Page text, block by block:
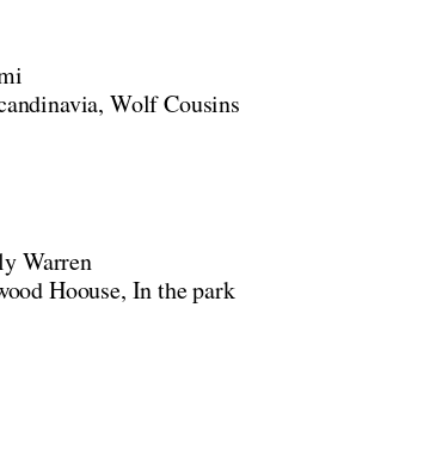
Wolf Cousins
Warren
Hoouse, In the park